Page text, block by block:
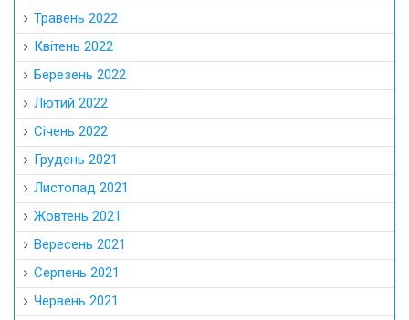
Травень 2022
Квітень 2022
Березень 2022
Лютий 2022
Січень 2022
Грудень 2021
Листопад 2021
Жовтень 2021
Вересень 2021
Серпень 2021
Червень 2021